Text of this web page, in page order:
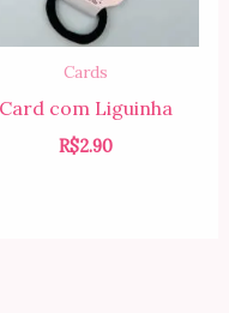
Cards
Card com Liguinha
R$2.90